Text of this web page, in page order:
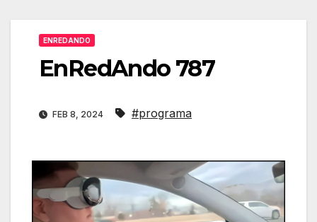
ENREDANDO
EnRedAndo 787
FEB 8, 2024 #programa